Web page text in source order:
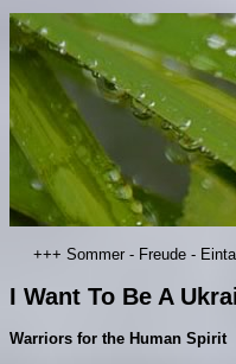
+++ Sommer - Freude -
I Want To Be A
Warriors for the Human Spirit